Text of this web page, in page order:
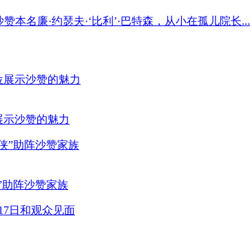
本名廉·约瑟夫·‘比利’·巴特森，从小在孤儿院长...
示沙赞的魅力
助阵沙赞家族